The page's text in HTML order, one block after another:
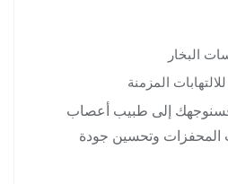
البخار
المزمنة
فسنوجهك إلى طبيب أعصاب
وتحسين جودة